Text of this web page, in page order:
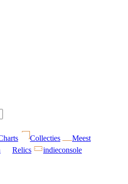
Collecties
Meest
Relics
indieconsole